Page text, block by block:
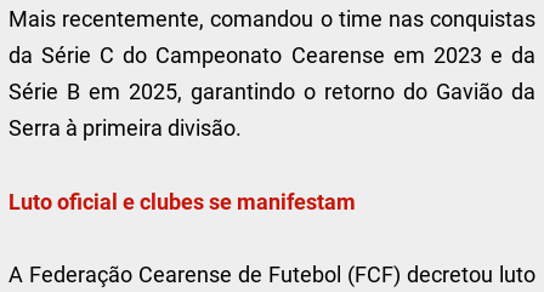
Mais recentemente, comandou o time nas conquistas
da Série C do Campeonato Cearense em 2023 e da
Série B em 2025, garantindo o retorno do Gavião da
Serra à primeira divisão.
Luto oficial e clubes se manifestam
A Federação Cearense de Futebol (FCF) decretou luto